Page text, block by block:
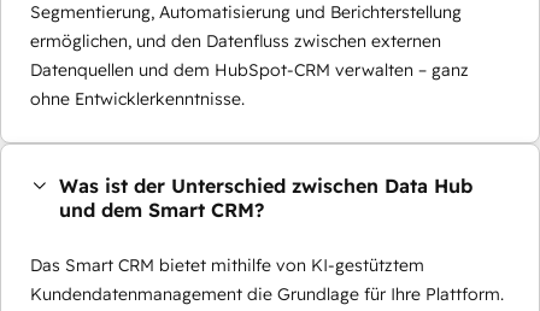
Segmentierung, Automatisierung und Berichterstellung
ermöglichen, und den Datenfluss zwischen externen
Datenquellen und dem HubSpot-CRM verwalten – ganz
ohne Entwicklerkenntnisse.
Was ist der Unterschied zwischen Data Hub
und dem Smart CRM?
Das Smart CRM bietet mithilfe von KI-gestütztem
Kundendatenmanagement die Grundlage für Ihre Plattform.